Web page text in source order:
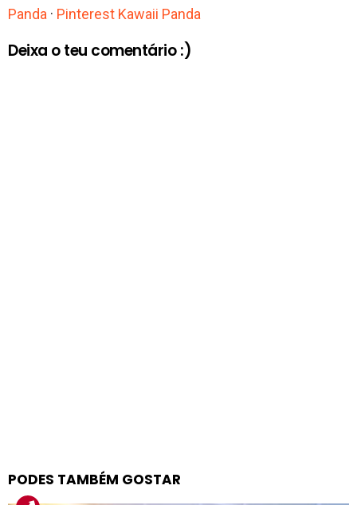
Panda · Pinterest Kawaii Panda
Deixa o teu comentário :)
PODES TAMBÉM GOSTAR